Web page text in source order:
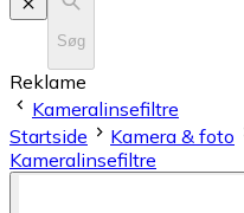
Søg
Reklame
Kameralinsefiltre
Startside
Kamera & foto
Kameralinsefiltre